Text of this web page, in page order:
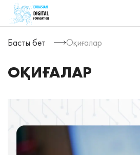
Басты бет Оқиғалар
ОҚИҒАЛАР